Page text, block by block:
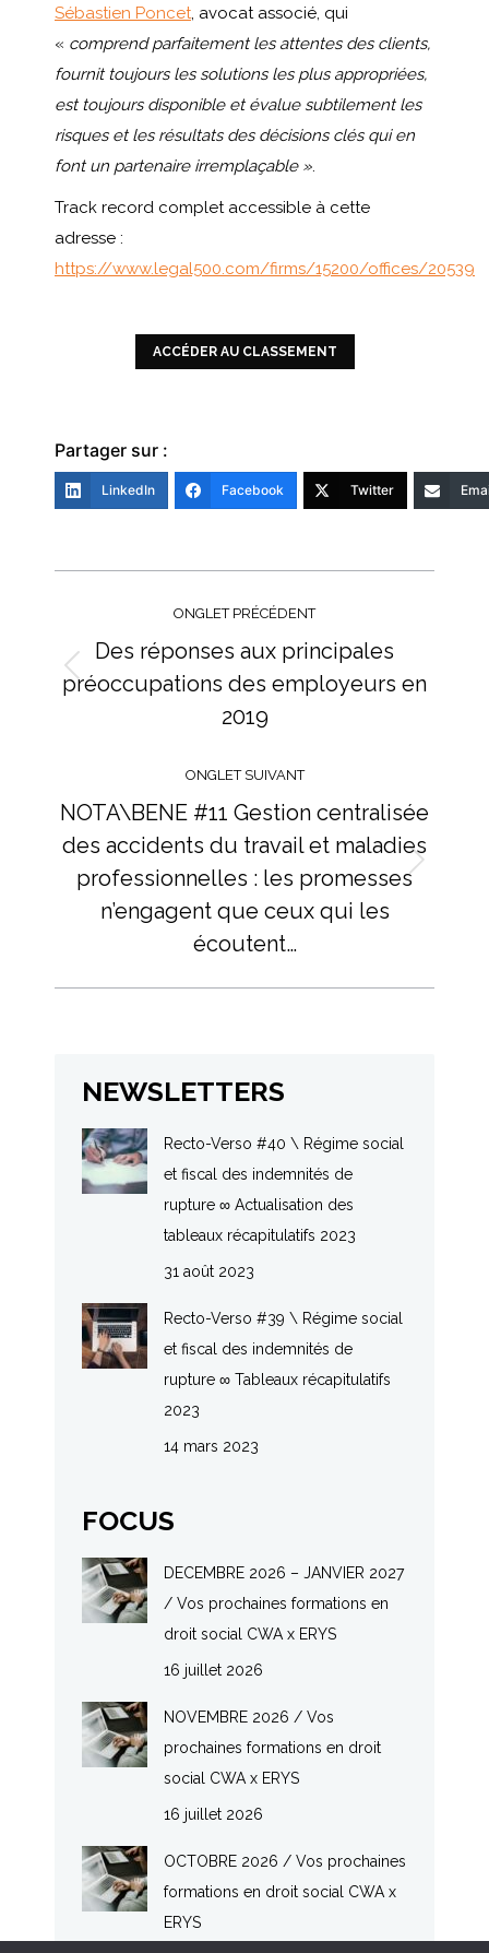
Sébastien Poncet, avocat associé, qui
« comprend parfaitement les attentes des clients,
fournit toujours les solutions les plus appropriées,
est toujours disponible et évalue subtilement les
risques et les résultats des décisions clés qui en
font un partenaire irremplaçable ».
Track record complet accessible à cette
adresse :
https://www.legal500.com/firms/15200/offices/20539
ACCÉDER AU CLASSEMENT
Partager sur :
LinkedIn Facebook Twitter
commentaire
ONGLET PRÉCÉDENT
Onglet
précédent
Des réponses aux principales
préoccupations des employeurs en
2019
ONGLET SUIVANT
Onglet
suivant
NOTA\BENE #11 Gestion centralisée
des accidents du travail et maladies
professionnelles : les promesses
n’engagent que ceux qui les
écoutent…
NEWSLETTERS
Recto-Verso #40 \ Régime social
et fiscal des indemnités de
rupture ∞ Actualisation des
tableaux récapitulatifs 2023
31 août 2023
Recto-Verso #39 \ Régime social
et fiscal des indemnités de
rupture ∞ Tableaux récapitulatifs
2023
14 mars 2023
FOCUS
DECEMBRE 2026 – JANVIER 2027
/ Vos prochaines formations en
droit social CWA x ERYS
16 juillet 2026
NOVEMBRE 2026 / Vos
prochaines formations en droit
social CWA x ERYS
16 juillet 2026
OCTOBRE 2026 / Vos prochaines
formations en droit social CWA x
ERYS